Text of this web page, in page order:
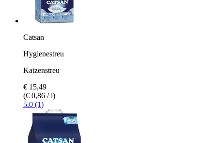
Catsan
Hygienestreu
Katzenstreu
€ 15,49
(€ 0,86 / l)
5.0 (1)